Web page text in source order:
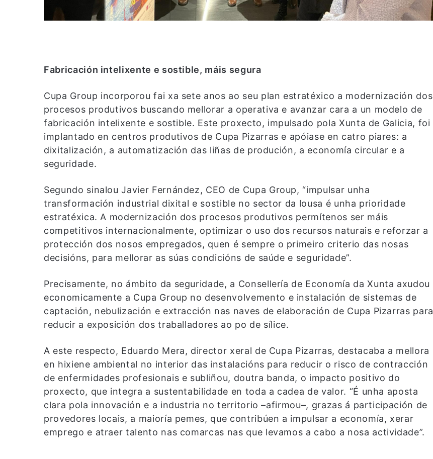
Fabricación intelixente e sostible, máis segura
Cupa Group incorporou fai xa sete anos ao seu plan estratéxico a modernización dos
procesos produtivos buscando mellorar a operativa e avanzar cara a un modelo de
fabricación intelixente e sostible. Este proxecto, impulsado pola Xunta de Galicia, foi
implantado en centros produtivos de Cupa Pizarras e apóiase en catro piares: a
dixitalización, a automatización das liñas de produción, a economía circular e a
seguridade.
Segundo sinalou Javier Fernández, CEO de Cupa Group, “impulsar unha
transformación industrial dixital e sostible no sector da lousa é unha prioridade
estratéxica. A modernización dos procesos produtivos permítenos ser máis
competitivos internacionalmente, optimizar o uso dos recursos naturais e reforzar a
protección dos nosos empregados, quen é sempre o primeiro criterio das nosas
decisións, para mellorar as súas condicións de saúde e seguridade”.
Precisamente, no ámbito da seguridade, a Consellería de Economía da Xunta axudou
economicamente a Cupa Group no desenvolvemento e instalación de sistemas de
captación, nebulización e extracción nas naves de elaboración de Cupa Pizarras para
reducir a exposición dos traballadores ao po de sílice.
A este respecto, Eduardo Mera, director xeral de Cupa Pizarras, destacaba a mellora
en hixiene ambiental no interior das instalacións para reducir o risco de contracción
de enfermidades profesionais e subliñou, doutra banda, o impacto positivo do
proxecto, que integra a sustentabilidade en toda a cadea de valor. “É unha aposta
clara pola innovación e a industria no territorio –afirmou–, grazas á participación de
provedores locais, a maioría pemes, que contribúen a impulsar a economía, xerar
emprego e atraer talento nas comarcas nas que levamos a cabo a nosa actividade”.